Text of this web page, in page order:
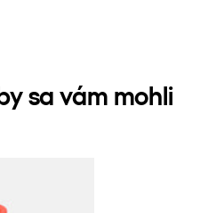
sa vám mohli